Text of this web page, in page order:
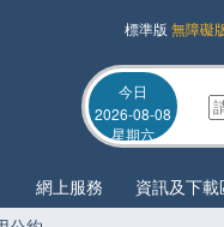
標準版 無障礙
今日
2026-08-08
星期六
網上服務 資訊及下載